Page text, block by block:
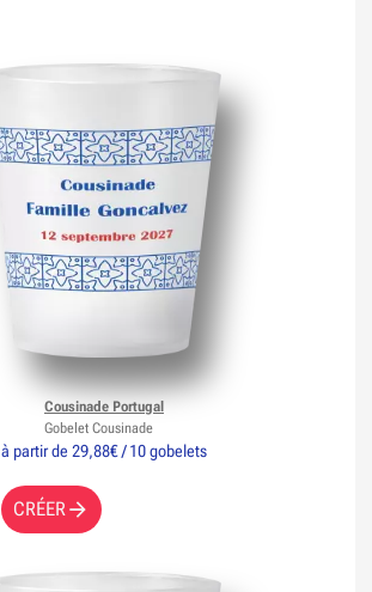
à partir de 29,88€ / 10 gobelets
CRÉER
Cousinade Portugal
Gobelet Cousinade